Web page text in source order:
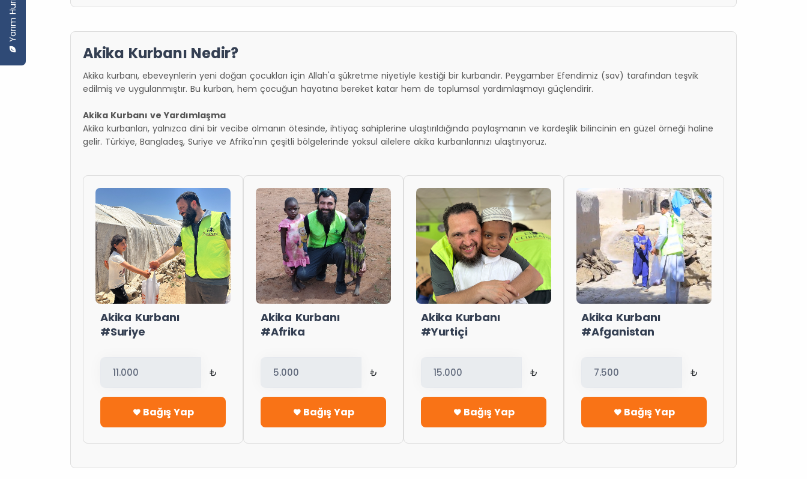
Yarım Hurma
Akika Kurbanı Nedir?
Akika kurbanı, ebeveynlerin yeni doğan çocukları için Allah'a şükretme niyetiyle kestiği bir kurbandır. Peygamber Efendimiz (sav) tarafından teşvik
edilmiş ve uygulanmıştır. Bu kurban, hem çocuğun hayatına bereket katar hem de toplumsal yardımlaşmayı güçlendirir.
Akika Kurbanı ve Yardımlaşma
Akika kurbanları, yalnızca dini bir vecibe olmanın ötesinde, ihtiyaç sahiplerine ulaştırıldığında paylaşmanın ve kardeşlik bilincinin en güzel örneği haline
gelir. Türkiye, Bangladeş, Suriye ve Afrika'nın çeşitli bölgelerinde yoksul ailelere akika kurbanlarınızı ulaştırıyoruz.
Akika Kurbanı
#Suriye
₺
Bağış Yap
Akika Kurbanı
#Afrika
₺
Bağış Yap
Akika Kurbanı
#Yurtiçi
₺
Bağış Yap
Akika Kurbanı
#Afganistan
₺
Bağış Yap